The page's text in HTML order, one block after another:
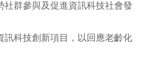
社群參與及促進資訊科技社會發
訊科技創新項目，以回應老齡化